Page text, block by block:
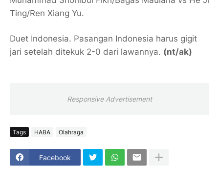
Ting/Ren Xiang Yu.
Duet Indonesia. Pasangan Indonesia harus gigit
jari setelah ditekuk 2-0 dari lawannya. (nt/ak)
Responsive Advertisement
Tags HABA Olahraga
Facebook